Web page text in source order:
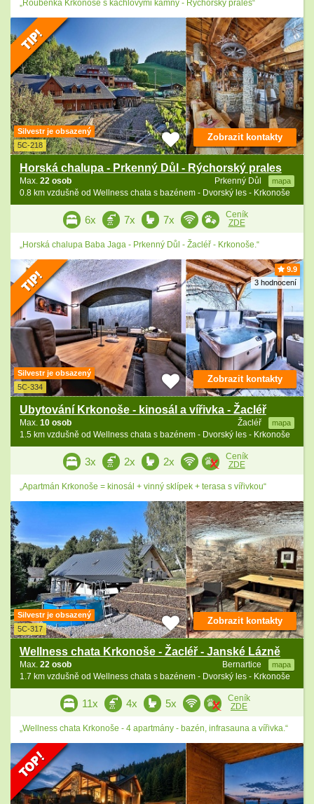
„Roubenka Krkonoše s kachlovými kamny - Rýchorský prales“
Silvestr je obsazený
5C-218
Horská chalupa - Prkenný Důl - Rýchorský prales
Prkenný Důl mapa
Max. 22 osob
0.8 km vzdušně od Wellness chata s bazénem - Dvorský les - Krkonoše
Zobrazit kontakty
6x 7x 7x
Ceník
ZDE
„Horská chalupa Baba Jaga - Prkenný Důl - Žacléř - Krkonoše.“
9.9
3 hodnocení
Silvestr je obsazený
5C-334
Ubytování Krkonoše - kinosál a vířivka - Žacléř
Žacléř mapa
Max. 10 osob
1.5 km vzdušně od Wellness chata s bazénem - Dvorský les - Krkonoše
Zobrazit kontakty
3x 2x 2x
Ceník
ZDE
„Apartmán Krkonoše = kinosál + vinný sklípek + terasa s vířivkou“
Silvestr je obsazený
5C-317
Wellness chata Krkonoše - Žacléř - Janské Lázně
Bernartice mapa
Max. 22 osob
1.7 km vzdušně od Wellness chata s bazénem - Dvorský les - Krkonoše
Zobrazit kontakty
11x 4x 5x
Ceník
ZDE
„Wellness chata Krkonoše - 4 apartmány - bazén, infrasauna a vířivka.“